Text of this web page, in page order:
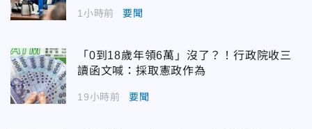
1小時前 要聞
「0到18歲年領6萬」沒了？！行政院收三
讀函文喊：採取憲政作為
19小時前 要聞